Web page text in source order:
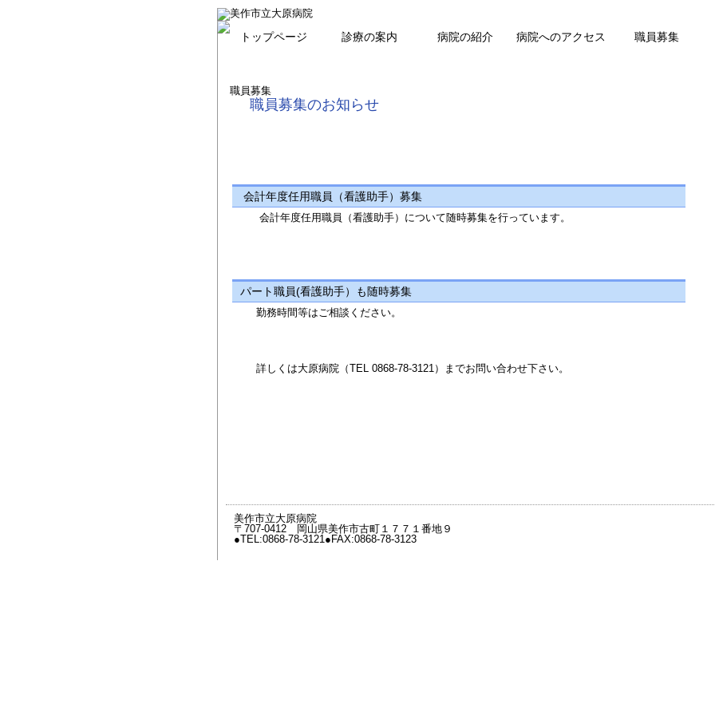
トップページ 診療の案内 病院の紹介 病院へのアクセス 職員募集
職員募集
職員募集のお知らせ
会計年度任用職員（看護助手）募集
会計年度任用職員（看護助手）について随時募集を行っています。
パート職員(看護助手）も随時募集
勤務時間等はご相談ください。
詳しくは大原病院（TEL 0868-78-3121）までお問い合わせ下さい。
美作市立大原病院
〒707-0412 岡山県美作市古町１７７１番地９
●TEL:0868-78-3121●FAX:0868-78-3123